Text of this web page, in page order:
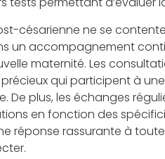
césarienne ne se
un accompagnement
maternité. Les
qui participent à
De plus, les échanges
en fonction des
réponse rassurante à